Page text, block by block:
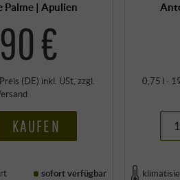
Palme | Apulien
€
Preis (DE) inkl. USt , zzgl.
KAUFEN
sofort verfügbar
0,75 l ·